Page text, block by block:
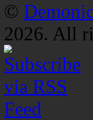
©
2026. All